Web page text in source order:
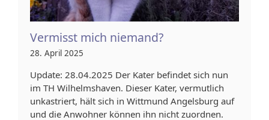
Vermisst mich niemand?
28. April 2025
Update: 28.04.2025 Der Kater befindet sich nun
im TH Wilhelmshaven. Dieser Kater, vermutlich
unkastriert, hält sich in Wittmund Angelsburg auf
und die Anwohner können ihn nicht zuordnen.